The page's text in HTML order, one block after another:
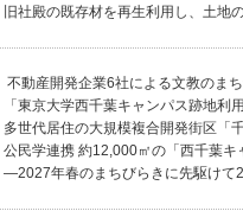
旧社殿の既存材を再生利用し、土地
不動産開発企業6社による文教のま
「東京大学西千葉キャンパス跡地利用
多世代居住の大規模複合開発街区「
公民学連携 約12,000㎡の「西千葉キ
―2027年春のまちびらきに先駆けて